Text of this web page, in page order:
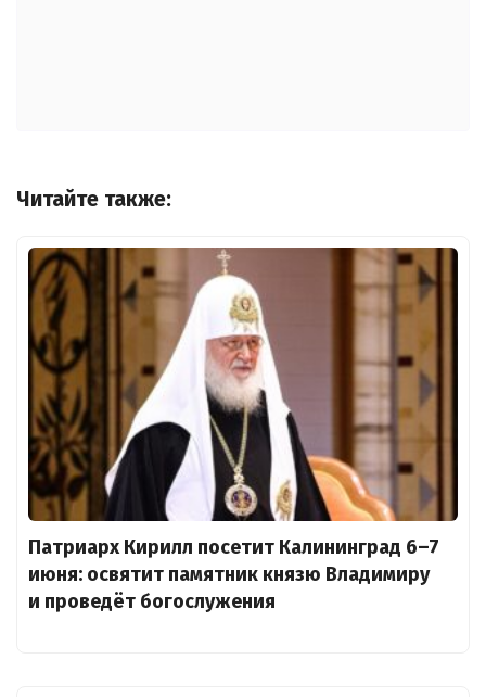
Читайте также:
Патриарх Кирилл посетит Калининград 6–7
июня: освятит памятник князю Владимиру
и проведёт богослужения